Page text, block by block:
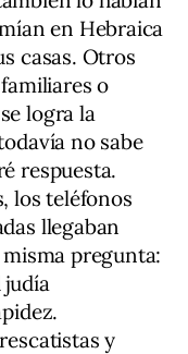
en Hebraica
casas. Otros
o
logra la
no sabe
respuesta.
los teléfonos
llegaban
pregunta:
judía
y